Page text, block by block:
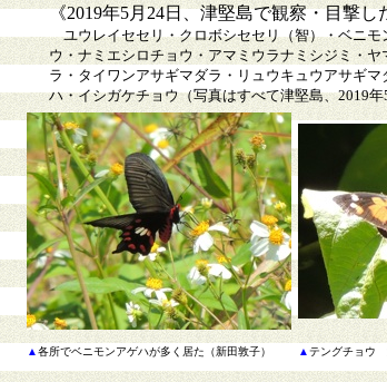
《2019年5月24日、津堅島で観察・目撃
ユウレイセセリ・クロボシセセリ（智）・ベニ
ウ・ナミエシロチョウ・アマミウラナミシジミ・
ラ・タイワンアサギマダラ・リュウキュウアサギ
ハ・イシガケチョウ（写真はすべて津堅島、2019
▲各所でベニモンアゲハが多く居た（新田敦子） ▲テングチョウ